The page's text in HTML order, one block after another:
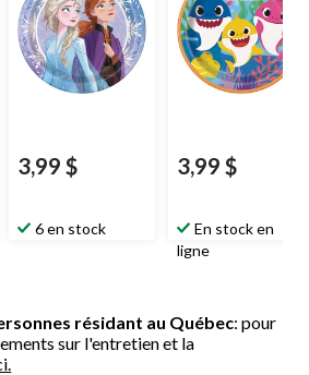
Elsa, paq. 8
3,99 $
6 en stock
3,99 $
En stock en
ligne
résidant au Québec: pour
sur l'entretien et la